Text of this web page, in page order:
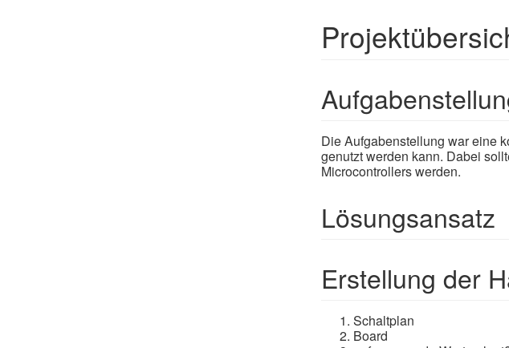
Die Aufgabenstellung war eine
genutzt werden kann. Dabei
Microcontrollers werden.
Lösungsansatz
Erstellung der
Schaltplan
Board